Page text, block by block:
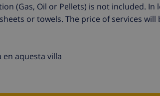
(Gas, Oil or Pellets) is not included. In
or towels. The price of services
aquesta villa